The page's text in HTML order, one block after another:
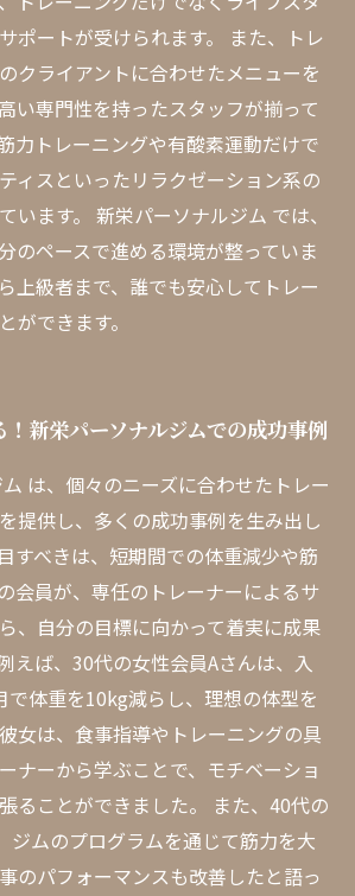
ポートが受けられます。 また、トレ
クライアントに合わせたメニューを
い専門性を持ったスタッフが揃って
力トレーニングや有酸素運動だけで
ィスといったリラクゼーション系の
います。 新栄パーソナルジム では、
のペースで進める環境が整っていま
上級者まで、誰でも安心してトレー
ができます。
新栄パーソナルジムでの成功事例
は、個々のニーズに合わせたトレー
提供し、多くの成功事例を生み出し
すべきは、短期間での体重減少や筋
会員が、専任のトレーナーによるサ
、自分の目標に向かって着実に成果
えば、30代の女性会員Aさんは、入
で体重を10kg減らし、理想の体型を
女は、食事指導やトレーニングの具
ナーから学ぶことで、モチベーショ
ることができました。 また、40代の
ジムのプログラムを通じて筋力を大
のパフォーマンスも改善したと語っ